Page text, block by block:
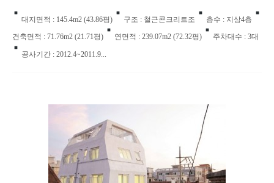
대지면적 : 145.4m2 (43.86평) 구조 : 철근콘크리트조 층수 : 지상4층
건축면적 : 71.76m2 (21.71평) 연면적 : 239.07m2 (72.32평) 주차대수 : 3대
공사기간 : 2012.4~2011.9...